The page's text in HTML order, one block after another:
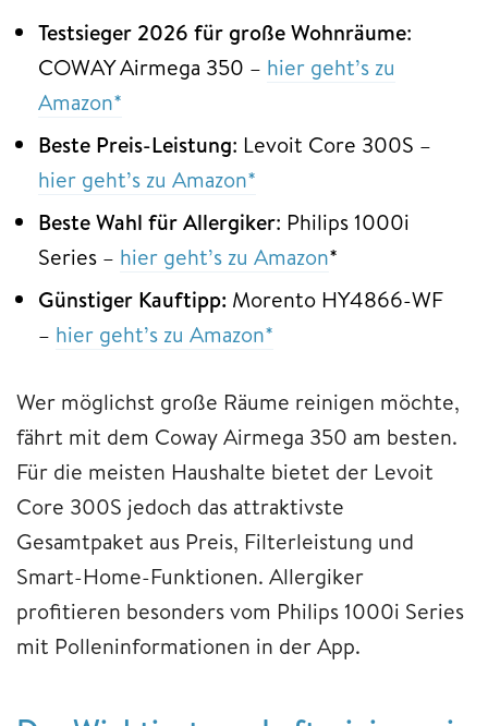
Testsieger 2026 für große Wohnräume:
COWAY Airmega 350 – hier geht’s zu
Amazon*
Beste Preis-Leistung: Levoit Core 300S –
hier geht’s zu Amazon*
Beste Wahl für Allergiker: Philips 1000i
Series – hier geht’s zu Amazon*
Günstiger Kauftipp: Morento HY4866-WF
– hier geht’s zu Amazon*
Wer möglichst große Räume reinigen möchte,
fährt mit dem Coway Airmega 350 am besten.
Für die meisten Haushalte bietet der Levoit
Core 300S jedoch das attraktivste
Gesamtpaket aus Preis, Filterleistung und
Smart-Home-Funktionen. Allergiker
profitieren besonders vom Philips 1000i Series
mit Polleninformationen in der App.